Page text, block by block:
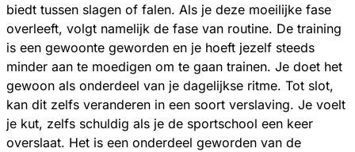
biedt tussen slagen of falen. Als je deze moeilijke fase
overleeft, volgt namelijk de fase van routine. De training
is een gewoonte geworden en je hoeft jezelf steeds
minder aan te moedigen om te gaan trainen. Je doet het
gewoon als onderdeel van je dagelijkse ritme. Tot slot,
kan dit zelfs veranderen in een soort verslaving. Je voelt
je kut, zelfs schuldig als je de sportschool een keer
overslaat. Het is een onderdeel geworden van de